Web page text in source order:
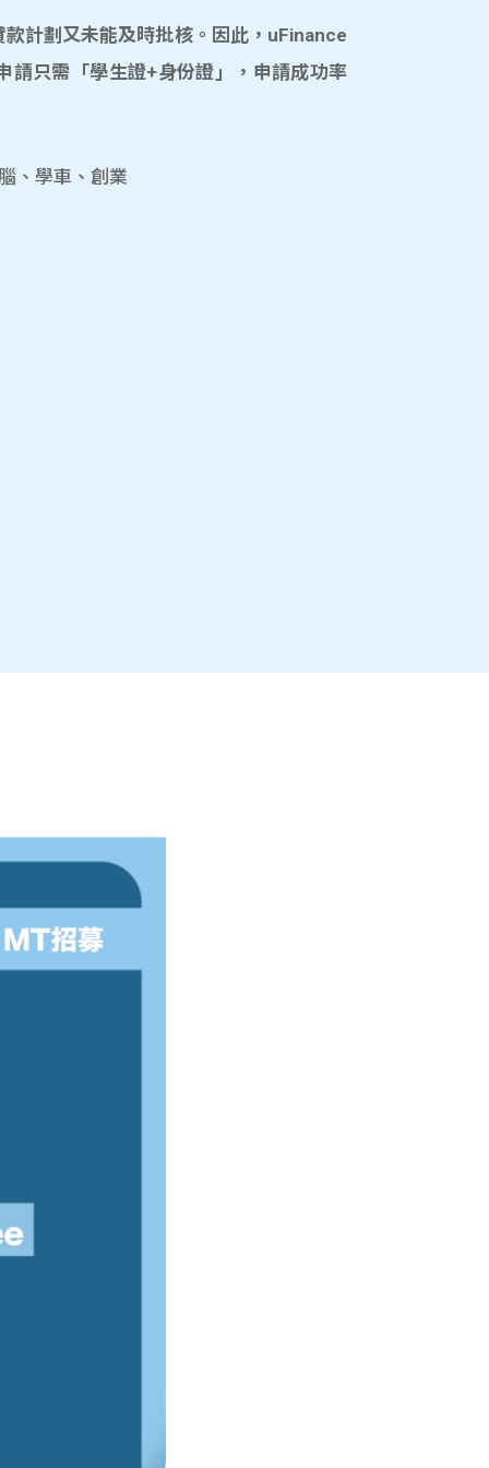
計劃又未能及時批核。因此，uFinance
請只需「學生證+身份證」，申請成功率
、學車、創業